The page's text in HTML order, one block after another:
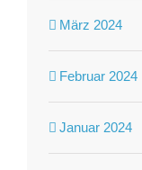
März 2024
Februar 2024
Januar 2024